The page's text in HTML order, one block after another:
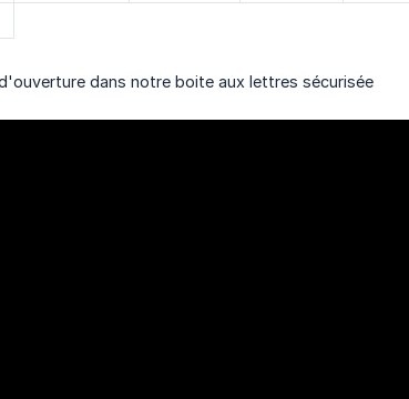
dans notre boite aux lettres sécurisée